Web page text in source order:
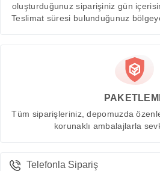
oluşturduğunuz siparişiniz gün
Teslimat süresi bulunduğunuz
Tüm siparişleriniz, depomuzda
korunaklı ambalajlarla
Telefonla Sipariş